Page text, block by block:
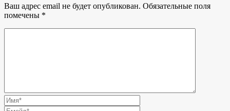
Ваш адрес email не будет опубликован. Обязательные поля
помечены *